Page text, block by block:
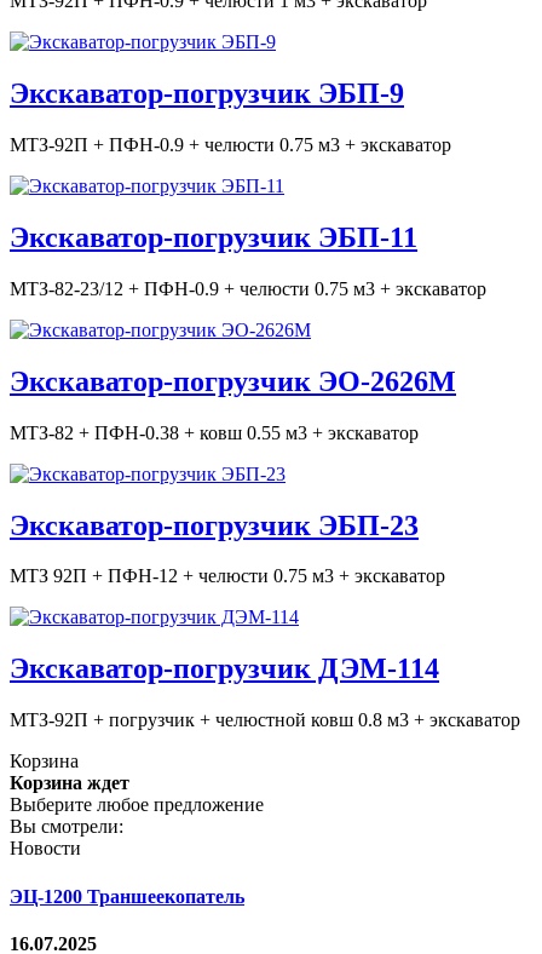
Экскаватор-погрузчик ЭБП-9
МТЗ-92П + ПФН-0.9 + челюсти 0.75 м3 + экскаватор
Экскаватор-погрузчик ЭБП-11
МТЗ-82-23/12 + ПФН-0.9 + челюсти 0.75 м3 + экскаватор
Экскаватор-погрузчик ЭО-2626М
МТЗ-82 + ПФН-0.38 + ковш 0.55 м3 + экскаватор
Экскаватор-погрузчик ЭБП-23
МТЗ 92П + ПФН-12 + челюсти 0.75 м3 + экскаватор
Экскаватор-погрузчик ДЭМ-114
МТЗ-92П + погрузчик + челюстной ковш 0.8 м3 + экскаватор
Корзина
Корзина ждет
Выберите любое предложение
Вы смотрели:
Новости
ЭЦ-1200 Траншеекопатель
16.07.2025